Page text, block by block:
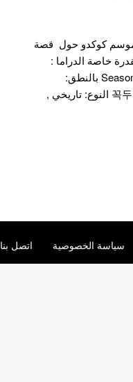
موسم كوكدو حول قصة
خاصة الدراما :
موسم كوكدو بالانجليزية: Season of Kok-Du بالنطق:
Kokduui Gyejeol بالهانغول: 꼭두 의 계절 النوع: تاريخي ,
سياسة الخصوصية اتصل بنا